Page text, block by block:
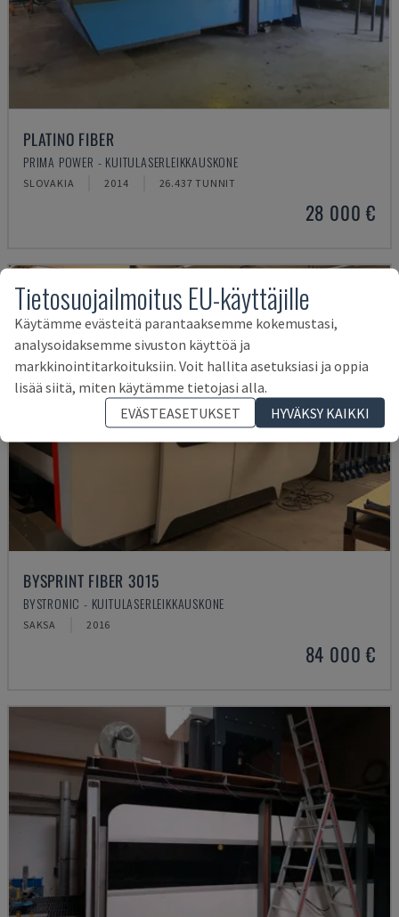
PLATINO FIBER
PRIMA POWER - KUITULASERLEIKKAUSKONE
SLOVAKIA 2014 26.437 TUNNIT
28 000 €
BYSPRINT FIBER 3015
BYSTRONIC - KUITULASERLEIKKAUSKONE
SAKSA 2016
84 000 €
Tietosuojailmoitus EU-käyttäjille
Käytämme evästeitä parantaaksemme kokemustasi,
analysoidaksemme sivuston käyttöä ja
markkinointitarkoituksiin. Voit hallita asetuksiasi ja oppia
lisää siitä, miten käytämme tietojasi alla.
EVÄSTEASETUKSET
HYVÄKSY KAIKKI